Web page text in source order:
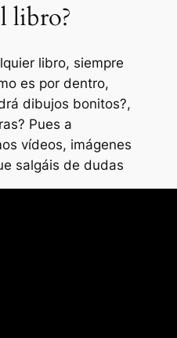
libro?
libro, siempre
es por dentro,
dibujos bonitos?,
Pues a
vídeos, imágenes
salgáis de dudas